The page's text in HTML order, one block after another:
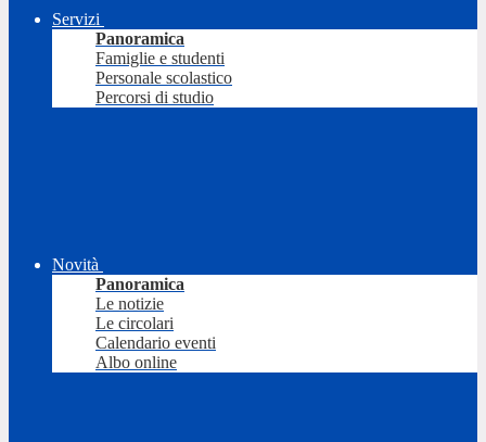
Servizi
Panoramica
Famiglie e studenti
Personale scolastico
Percorsi di studio
Novità
Panoramica
Le notizie
Le circolari
Calendario eventi
Albo online